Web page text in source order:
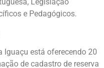
Legislação
e Pedagógicos.
Iguaçu está oferecendo 20
de cadastro de reserva